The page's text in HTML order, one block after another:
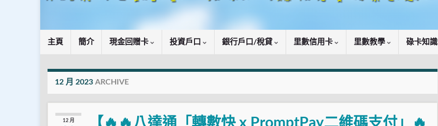
主頁 簡介 現金回贈卡 投資戶口 銀行戶口/稅貸 里數信用卡 里數教學 碌卡知識
12 月 2023 ARCHIVE
12 月